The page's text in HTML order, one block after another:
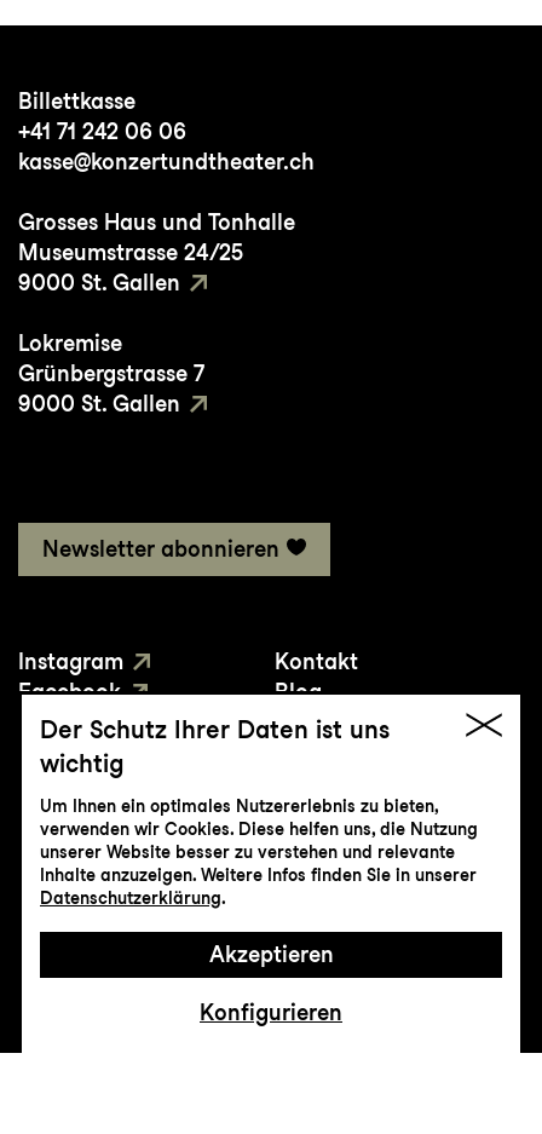
Billettkasse
+41 71 242 06 06
kasse@konzertundtheater.ch
Grosses Haus und Tonhalle
Museumstrasse 24/25
9000 St. Gallen
Lokremise
Grünbergstrasse 7
9000 St. Gallen
Newsletter abonnieren
Instagram
Facebook
YouTube
Kontakt
Blog
Presse
© Genossenschaft Konzert und Theater
St.Gallen
Impressum
Datenschutz AGB Intranet
Der Schutz Ihrer Daten ist uns
wichtig
Um Ihnen ein optimales Nutzererlebnis zu bieten,
verwenden wir Cookies. Diese helfen uns, die Nutzung
unserer Website besser zu verstehen und relevante
Inhalte anzuzeigen. Weitere Infos finden Sie in unserer
Datenschutzerklärung.
Akzeptieren
Konfigurieren